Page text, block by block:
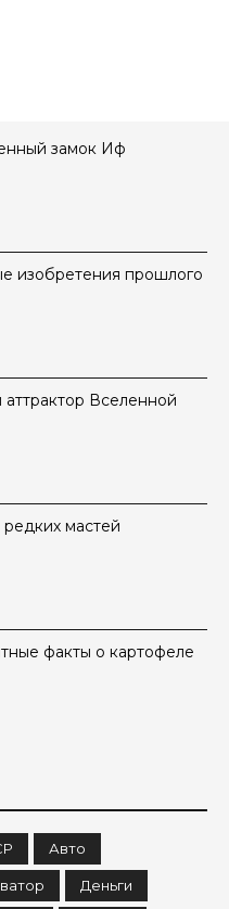
замок Иф
изобретения прошлого
аттрактор Вселенной
мастей
факты о картофеле
Авто
Деньги